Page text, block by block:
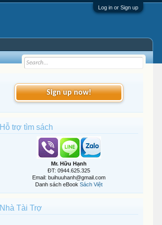
Log in or Sign up
Sign up now!
Hỗ trợ tìm sách
Mr. Hữu Hạnh
ĐT: 0944.625.325
Email: buihuuhanh@gmail.com
Danh sách eBook Sách Việt
Nhà Tài Trợ